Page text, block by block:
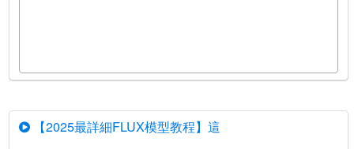
【2025最詳細FLUX模型教程】這